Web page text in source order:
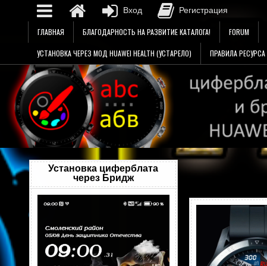
содержимому
ГЛАВНАЯ БЛАГОДАРНОСТЬ НА РАЗВИТИЕ КАТАЛОГА! FORUM
УСТАНОВКА ЧЕРЕЗ МОД HUAWEI HEALTH (УСТАРЕЛО) ПРАВИЛА РЕСУРСА
Установка циферблата
через Бридж
Видеоплеер
Вход Регистрация